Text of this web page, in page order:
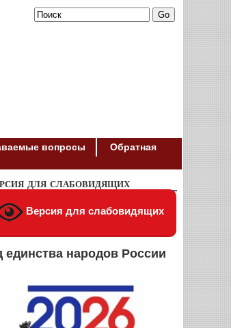
вопросы
Обратная
для слабовидящих
Версия для слабовидящих
единства народов России